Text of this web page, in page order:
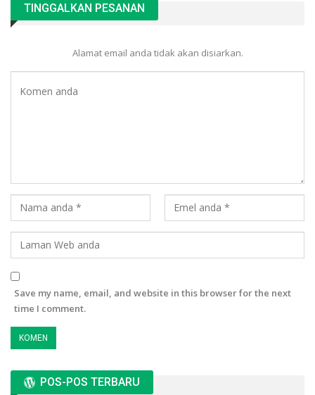
TINGGALKAN PESANAN
Alamat email anda tidak akan disiarkan.
Save my name, email, and website in this browser for the next
time I comment.
POS-POS TERBARU